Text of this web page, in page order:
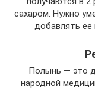
сахаром. Нужно
добавлять ее
Полынь — это
народной